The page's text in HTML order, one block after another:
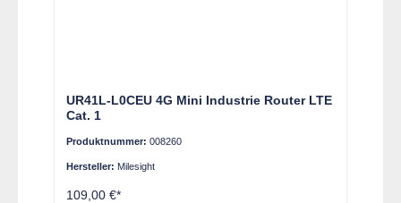
UR41L-L0CEU 4G Mini Industrie Router LTE
Cat. 1
Produktnummer: 008260
Hersteller: Milesight
109,00 €*